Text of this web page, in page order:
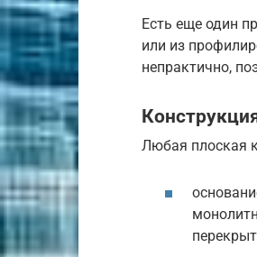
Есть еще один
или из
непрактично,
Любая плоская